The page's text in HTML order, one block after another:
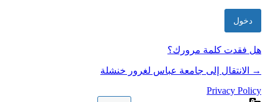
هل فقدت كلمة مرورك؟
→ الانتقال إلى جامعة عباس لغرور خنشلة
Privacy Policy